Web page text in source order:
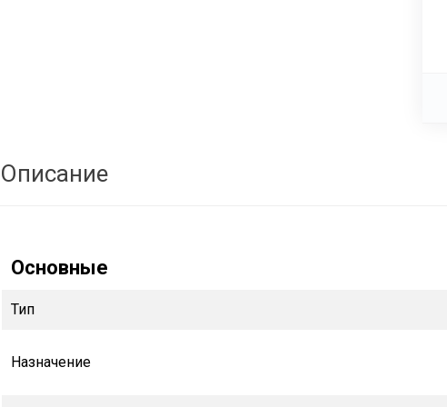
Описание
Основные
Тип
Назначение